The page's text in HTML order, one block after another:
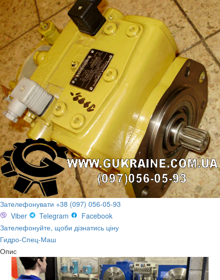
Зателефонувати +38 (097) 056-05-93
Viber
Telegram
Facebook
Зателефонуйте, щоби дізнатись ціну
Гидро-Спец-Маш
Опис